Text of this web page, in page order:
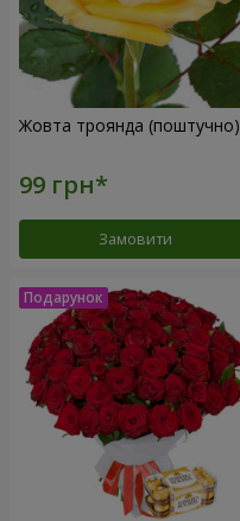
Жовта троянда (поштучно)
Замовити